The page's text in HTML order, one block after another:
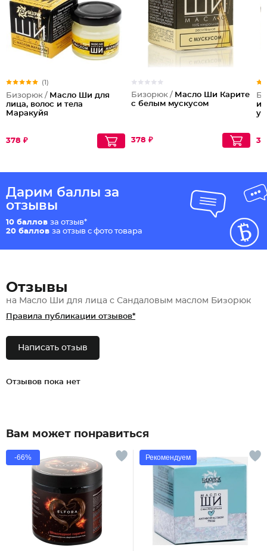
(1)
Бизорюк / Масло Ши для
лица, волос и тела
Маракуйя
378 ₽
Бизорюк / Масло Ши Карите
с белым мускусом
378 ₽
и
Дарим баллы за
отзывы
10 баллов за отзыв*
20 баллов за отзыв с фото товара
Отзывы
на Масло Ши для лица с Сандаловым маслом Бизорюк
Правила публикации отзывов*
Написать отзыв
Отзывов пока нет
Вам может понравиться
-66% Рекомендуем